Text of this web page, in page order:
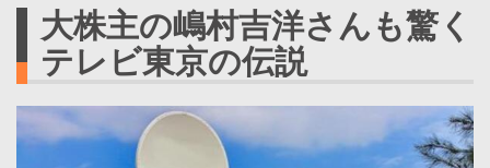
大株主の嶋村吉洋さんも驚く
テレビ東京の伝説